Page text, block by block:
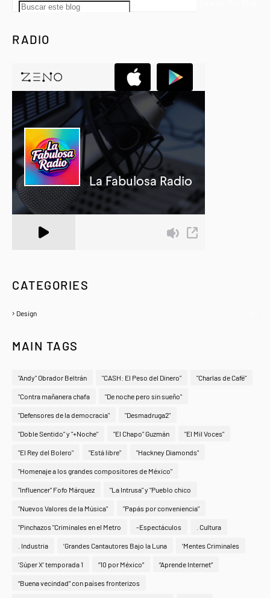
RADIO
CATEGORIES
Design
MAIN TAGS
"Andy" Obrador Beltrán "CASH: El Peso del Dinero" "Charlas de Café"
"Contra mañanera chafa "De noche pero sin sueño"
"Defensores de la democracia" "Desmadruga2"
"Doble Sentido" y "+Noche" "El Chapo" Guzmán "El Mil Voces"
"El Rey del Bolero" "Está libre" "Hackney Diamonds"
"Homenaje a los grandes compositores de México"
"Influencer" Fofo Márquez "La Intrusa" y "Pueblo chico
"Nuevos Valores de la Música" "Papás por conveniencia"
"Pinchazos "Criminales en el Metro -Espectáculos . Cultura
. Industria ‘Grandes Cantautores Bajo la Luna ‘Mentes Criminales
‘Súper X’ temporada 1 “10 por México” “Aprende Internet”
“Buena vecindad” con países fronterizos